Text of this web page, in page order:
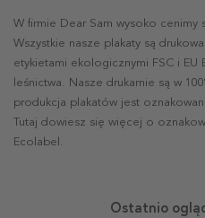
W firmie Dear Sam wysoko
Wszystkie nasze plakaty są
etykietami ekologicznymi FSC i
leśnictwa. Nasze drukarnie są w
produkcja plakatów jest
Tutaj dowiesz się więcej o
Ecolabel.
Ostatnio